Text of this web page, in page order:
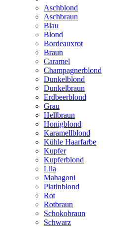
Aschblond
Aschbraun
Blau
Blond
Bordeauxrot
Braun
Caramel
Champagnerblond
Dunkelblond
Dunkelbraun
Erdbeerblond
Grau
Hellbraun
Honigblond
Karamellblond
Kühle Haarfarbe
Kupfer
Kupferblond
Lila
Mahagoni
Platinblond
Rot
Rotbraun
Schokobraun
Schwarz